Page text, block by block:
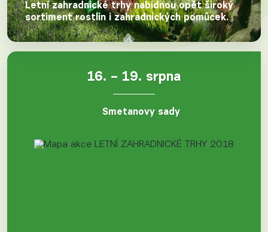
Letní zahradnické trhy nabídnou opět široký
sortiment rostlin i zahradnických pomůcek.
16. – 19. srpna
Smetanovy sady